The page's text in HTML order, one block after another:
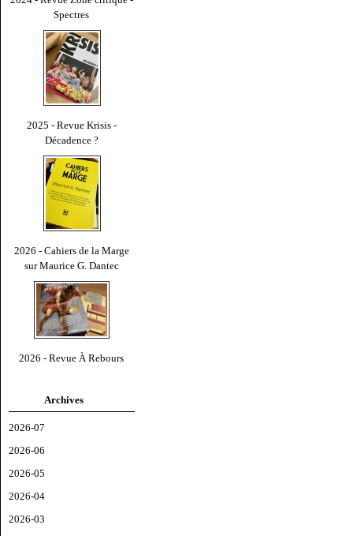
Spectres
2025 - Revue Krisis -
Décadence ?
2026 - Cahiers de la Marge
sur Maurice G. Dantec
2026 - Revue À Rebours
Archives
2026-07
2026-06
2026-05
2026-04
2026-03